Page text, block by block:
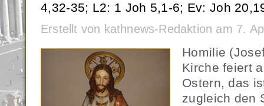
4,32-35; L2: 1 Joh 5,1-6; Ev: Joh
Erstellt von kathnews-Redaktion am 7.
Homilie
Kirche feiert
Ostern, das
zugleich den